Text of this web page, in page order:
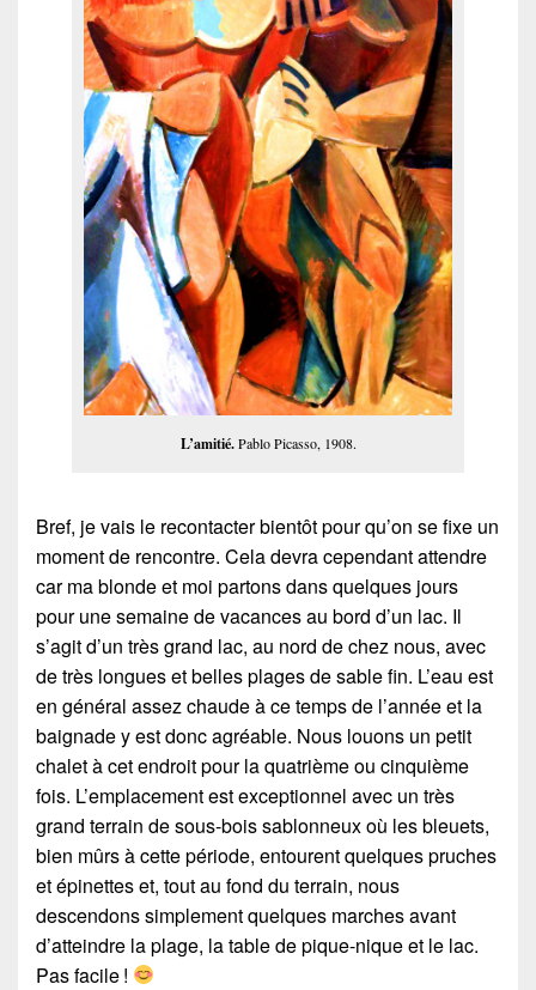
L’amitié.Pablo Picasso, 1908.
Bref, je vais le recontacter bientôt pour qu’on se fixe un
moment de rencontre. Cela devra cependant attendre
car ma blonde et moi partons dans quelques jours
pour une semaine de vacances au bord d’un lac. Il
s’agit d’un très grand lac, au nord de chez nous, avec
de très longues et belles plages de sable fin. L’eau est
en général assez chaude à ce temps de l’année et la
baignade y est donc agréable. Nous louons un petit
chalet à cet endroit pour la quatrième ou cinquième
fois. L’emplacement est exceptionnel avec un très
grand terrain de sous-bois sablonneux où les bleuets,
bien mûrs à cette période, entourent quelques pruches
et épinettes et, tout au fond du terrain, nous
descendons simplement quelques marches avant
d’atteindre la plage, la table de pique-nique et le lac.
Pas facile !